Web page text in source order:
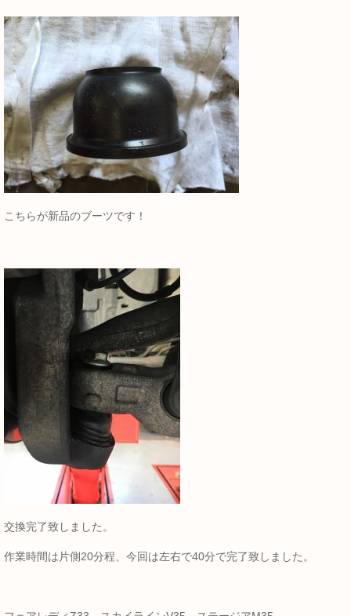
こちらが新品のブーツです！
交換完了致しました。
作業時間は片側20分程、今回は左右で40分で完了致しました。